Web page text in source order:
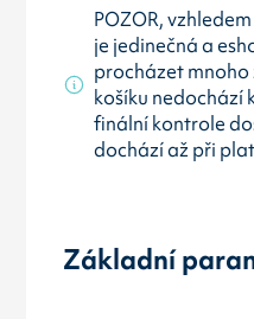
POZOR,
je jedinečná a
procházet mnoho
košíku nedochází
finální kontrole
dochází až při
Základní